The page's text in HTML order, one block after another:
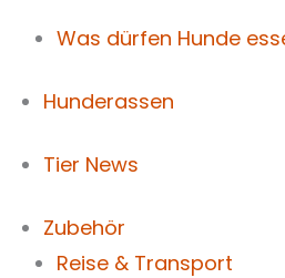
Was dürfen Hunde
Hunderassen
Tier News
Zubehör
Reise & Transport